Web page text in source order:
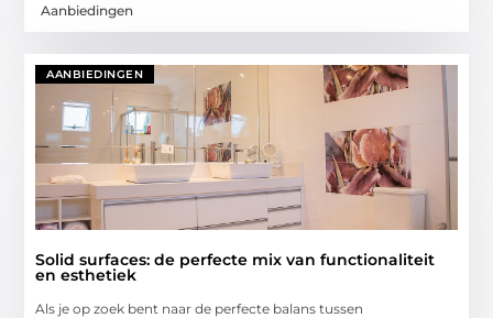
Aanbiedingen
AANBIEDINGEN
Solid surfaces: de perfecte mix van functionaliteit
en esthetiek
Als je op zoek bent naar de perfecte balans tussen